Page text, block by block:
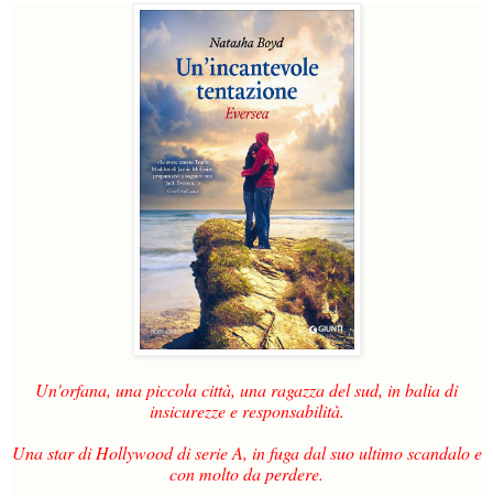
Un'orfana, una piccola città, una ragazza del sud, in balia di
insicurezze e responsabilità.
Una star di Hollywood di serie A, in fuga dal suo ultimo scandalo e
con molto da perdere.